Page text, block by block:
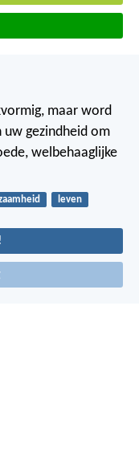
maar word
gezindheid om
welbehaaglijke
leven